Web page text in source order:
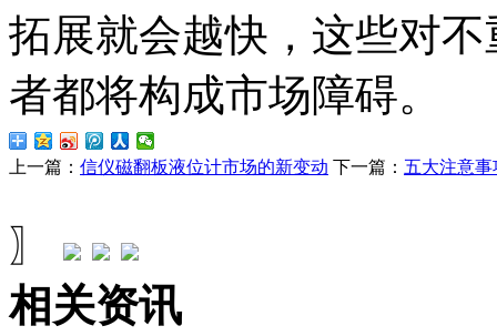
拓展就会越快，这些对
者都将构成市场障碍。
上一篇： 信仪磁翻板液位计市场的新变动 下一篇： 五大注意
〗
相关资讯